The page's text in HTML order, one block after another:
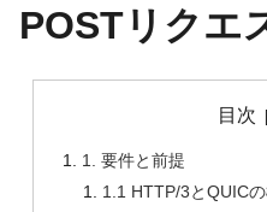
POSTリクエ
目次
1. 要件と前提
1.1 HTTP/3とQUIC